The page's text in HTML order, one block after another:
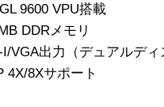
9600 VPU搭載
DDRメモリ
I/VGA出力（デュアルデ
4X/8Xサポート